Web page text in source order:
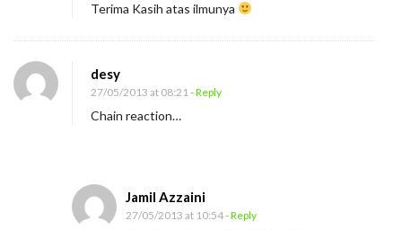
Terima Kasih atas ilmunya
desy
27/05/2013 at 08:21- Reply
Chain reaction…
Jamil Azzaini
27/05/2013 at 10:54- Reply